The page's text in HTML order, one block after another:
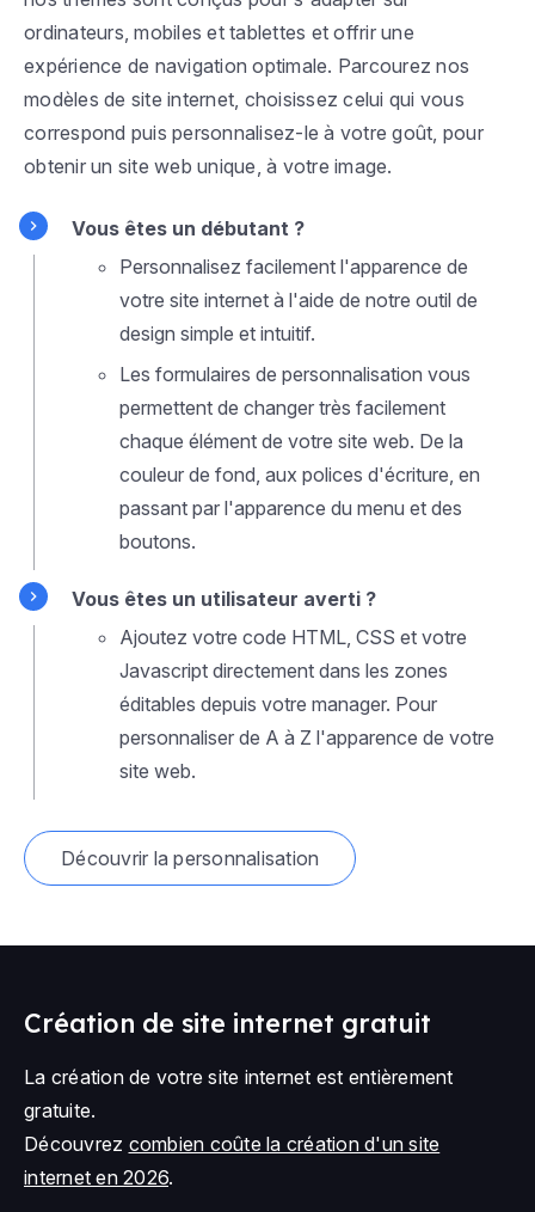
ordinateurs, mobiles et tablettes et offrir une
expérience de navigation optimale. Parcourez nos
modèles de site internet, choisissez celui qui vous
correspond puis personnalisez-le à votre goût, pour
obtenir un site web unique, à votre image.
Vous êtes un débutant ?
Personnalisez facilement l'apparence de
votre site internet à l'aide de notre outil de
design simple et intuitif.
Les formulaires de personnalisation vous
permettent de changer très facilement
chaque élément de votre site web. De la
couleur de fond, aux polices d'écriture, en
passant par l'apparence du menu et des
boutons.
Vous êtes un utilisateur averti ?
Ajoutez votre code HTML, CSS et votre
Javascript directement dans les zones
éditables depuis votre manager. Pour
personnaliser de A à Z l'apparence de votre
site web.
Découvrir la personnalisation
Création de site internet gratuit
La création de votre site internet est entièrement
gratuite.
Découvrez combien coûte la création d'un site
internet en 2026.